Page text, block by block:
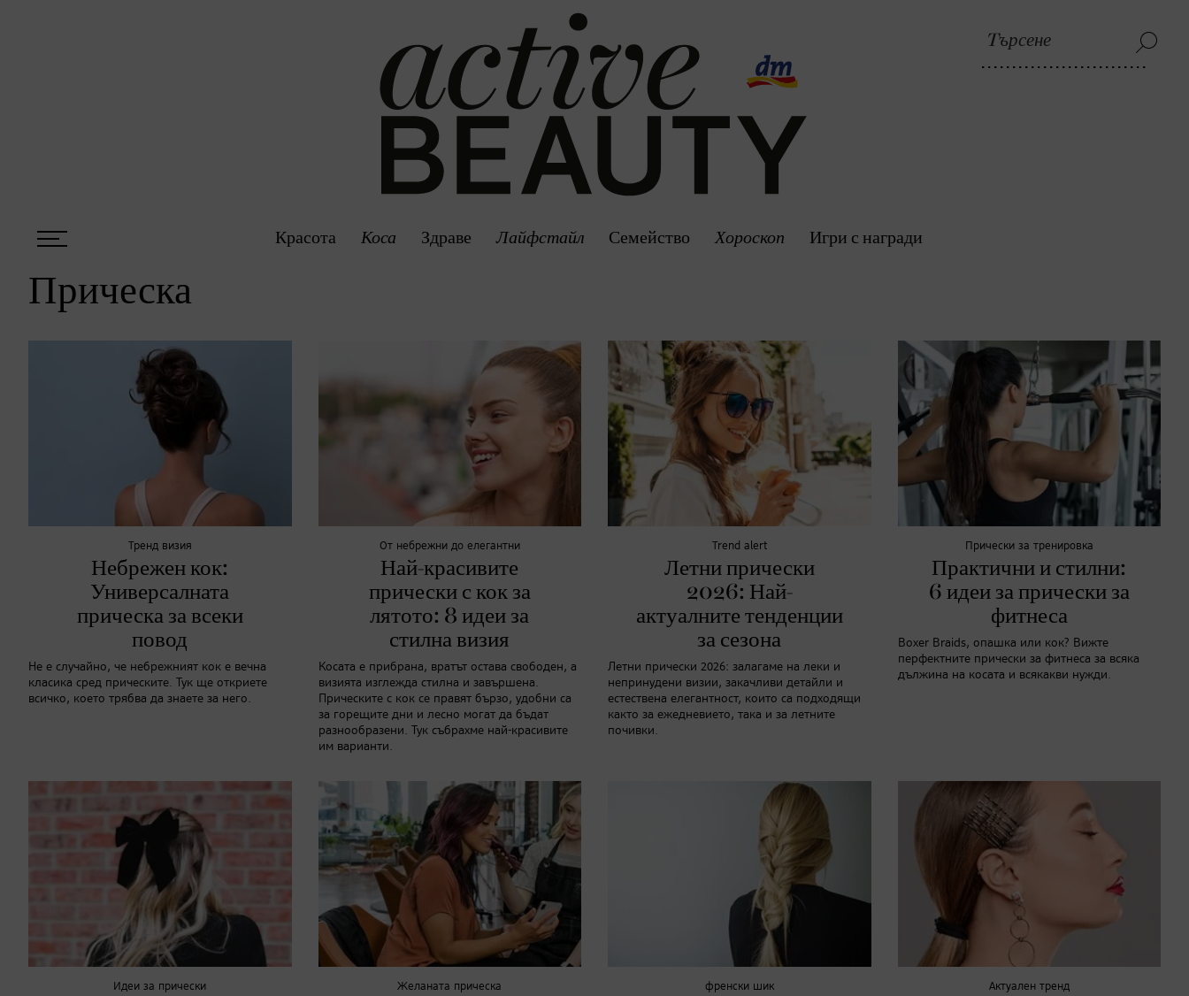
Красота Коса Здраве Лайфстайл Семейство Хороскоп Игри с награди
Прическа
Тренд визия
Небрежен кок:
Универсалната
прическа за всеки
повод
Не е случайно, че небрежният кок е вечна
класика сред прическите. Тук ще откриете
всичко, което трябва да знаете за него.
От небрежни до елегантни
Най-красивите
прически с кок за
лятото: 8 идеи за
стилна визия
Косата е прибрана, вратът остава свободен, а
визията изглежда стилна и завършена.
Прическите с кок се правят бързо, удобни са
за горещите дни и лесно могат да бъдат
разнообразени. Тук събрахме най-красивите
им варианти.
Trend alert
Летни прически
2026: Най-
актуалните тенденции
за сезона
Летни прически 2026: залагаме на леки и
непринудени визии, закачливи детайли и
естествена елегантност, които са подходящи
както за ежедневието, така и за летните
почивки.
Прически за тренировка
Практични и стилни:
6 идеи за прически за
фитнеса
Boxer Braids, опашка или кок? Вижте
перфектните прически за фитнеса за всяка
дължина на косата и всякакви нужди.
Идеи за прически Желаната прическа френски шик Актуален тренд